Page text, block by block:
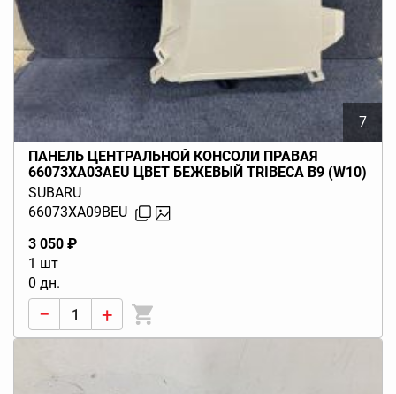
7
ПАНЕЛЬ ЦЕНТРАЛЬНОЙ КОНСОЛИ ПРАВАЯ
66073XA03AEU ЦВЕТ БЕЖЕВЫЙ TRIBECA B9 (W10)
2006-2014
SUBARU
66073XA09BEU
3 050 ₽
1 шт
0 дн.
− +